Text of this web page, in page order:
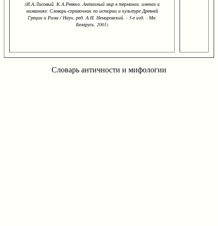
(И.А.Лисовый, К.А.Ревяко. Античный мир в терминах, именах и
названиях: Словарь-справочник по истории и культуре Древней
Греции и Рима / Науч. ред. А.И. Немировский. - 3-е изд. - Мн:
Беларусь, 2001)
Словарь античности и мифологии